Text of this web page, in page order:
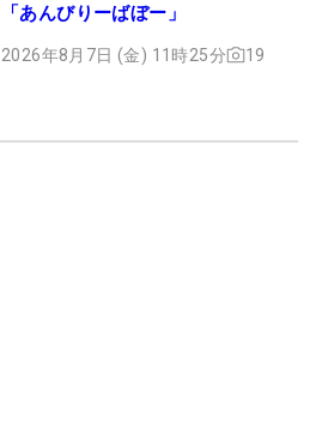
「あんびりーばぼー」
2026年8月7日 (金) 11時25分 19